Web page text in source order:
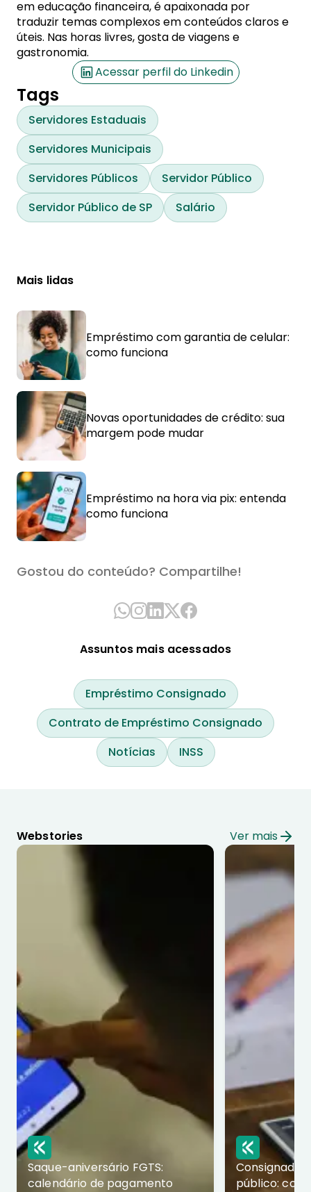
em educação financeira, é apaixonada por
traduzir temas complexos em conteúdos claros e
úteis. Nas horas livres, gosta de viagens e
gastronomia.
Acessar perfil do Linkedin
Tags
Servidores Estaduais
Servidores Municipais
Servidores Públicos
Servidor Público
Servidor Público de SP
Salário
Mais lidas
Empréstimo com garantia de celular:
como funciona
Novas oportunidades de crédito: sua
margem pode mudar
Empréstimo na hora via pix: entenda
como funciona
Gostou do conteúdo? Compartilhe!
Assuntos mais acessados
Empréstimo Consignado
Contrato de Empréstimo Consignado
Notícias
INSS
Webstories Ver mais
Saque-aniversário FGTS:
calendário de pagamento
Consignado
público: